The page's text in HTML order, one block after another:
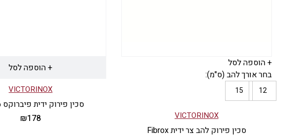
+ הוספה לסל
בחר אורך להב (ס"מ):
12
15
VICTORINOX
סכין פירוק להב צר ידית Fibrox
+ הוספה לסל
VICTORINOX
סכין פירוק ידית פיברוקס 16 ס"מ
₪178